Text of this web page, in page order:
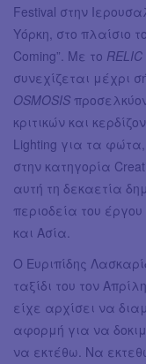
Festival στην
Υόρκη, στο πλαίσιο
Coming”. Με το RELIC
συνεχίζεται μέχρι
OSMOSIS
κριτικών και
Lighting για τα
στην κατηγορία
αυτή τη δεκαετία
περιοδεία του
και Ασία.
Ο Ευριπίδης
ταξίδι του τον
είχε αρχίσει να
αφορμή για να
να εκτέθω. Να